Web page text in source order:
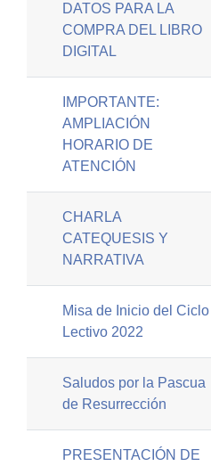
DATOS PARA LA
COMPRA DEL LIBRO
DIGITAL
IMPORTANTE:
AMPLIACIÓN
HORARIO DE
ATENCIÓN
CHARLA
CATEQUESIS Y
NARRATIVA
Misa de Inicio del Ciclo
Lectivo 2022
Saludos por la Pascua
de Resurrección
PRESENTACIÓN DE